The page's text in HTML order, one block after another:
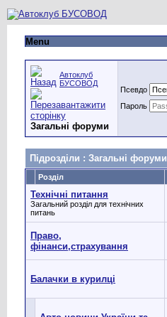
Menu
Автоклуб
БУСОВОД
Загальні форуми
Псевдо
Пароль
Підрозділи : Загальні форуми
Розділ
Технічні питання
Загальний розділ для технічних
питань
Право,
фінанси,страхування
Балачки в курилці